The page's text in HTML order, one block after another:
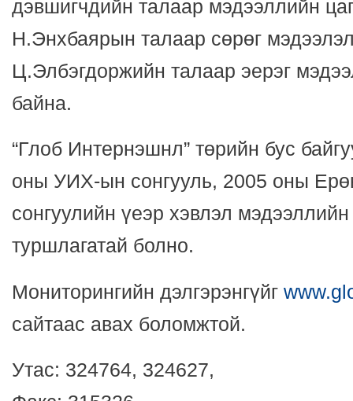
дэвшигчдийн талаар мэдээллийн
Н.Энхбаярын талаар сөрөг
Ц.Элбэгдоржийн талаар эерэг
байна.
“Глоб Интернэшнл” төрийн бус
оны УИХ-ын сонгууль, 2005 оны
сонгуулийн үеэр хэвлэл
туршлагатай болно.
Мониторингийн дэлгэрэнгүйг
сайтаас авах боломжтой.
Утас: 324764, 324627,